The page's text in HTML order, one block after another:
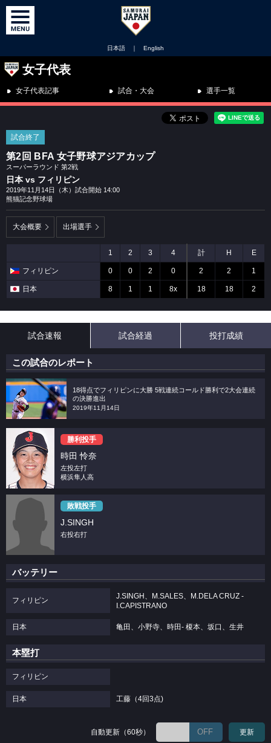
日本語 ｜ English
女子代表
女子代表記事 試合・大会 選手一覧
試合終了
第2回 BFA 女子野球アジアカップ
スーパーラウンド 第2戦
日本 vs フィリピン
2019年11月14日（木）試合開始 14:00
熊猫記念野球場
大会概要 出場選手
1 2 3 4 計 H E
フィリピン 0 0 2 0 2 2 1
日本 8 1 1 8x 18 18 2
試合速報 試合経過 投打成績
この試合のレポート
18得点でフィリピンに大勝 5戦連続コールド勝利で2大会連続
の決勝進出
2019年11月14日
勝利投手
時田 怜奈
左投左打
横浜隼人高
敗戦投手
J.SINGH
右投右打
バッテリー
フィリピン
J.SINGH、M.SALES、M.DELA CRUZ -
I.CAPISTRANO
日本 亀田、小野寺、時田- 榎本、坂口、生井
本塁打
フィリピン
日本 工藤（4回3点)
自動更新（60秒） OFF 更新